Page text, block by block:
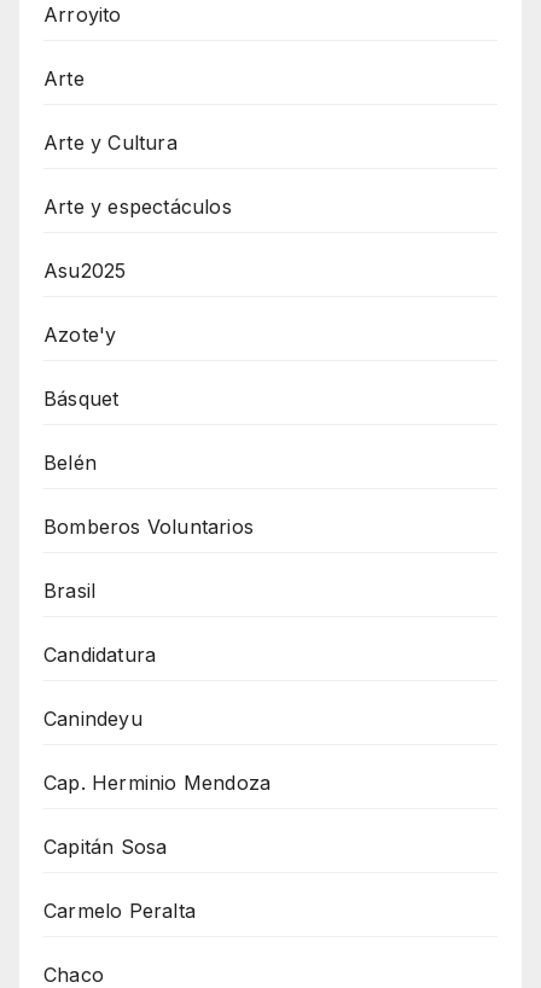
Arroyito
Arte
Arte y Cultura
Arte y espectáculos
Asu2025
Azote'y
Básquet
Belén
Bomberos Voluntarios
Brasil
Candidatura
Canindeyu
Cap. Herminio Mendoza
Capitán Sosa
Carmelo Peralta
Chaco